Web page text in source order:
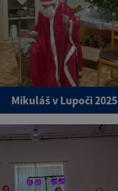
Mikuláš v Lupoči 2025